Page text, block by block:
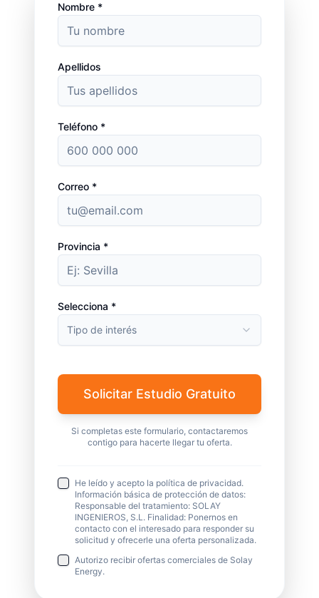
Nombre *
Apellidos
Teléfono *
Correo *
Provincia *
Selecciona *
Tipo de interés
Solicitar Estudio Gratuito
Si completas este formulario, contactaremos
contigo para hacerte llegar tu oferta.
He leído y acepto la política de privacidad.
Información básica de protección de datos:
Responsable del tratamiento: SOLAY
INGENIEROS, S.L. Finalidad: Ponernos en
contacto con el interesado para responder su
solicitud y ofrecerle una oferta personalizada.
Autorizo recibir ofertas comerciales de Solay
Energy.